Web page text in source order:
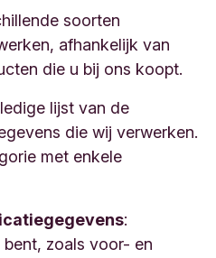
soorten
afhankelijk van
die u bij ons koopt.
lijst van de
die wij verwerken.
met enkele
:
zoals voor- en